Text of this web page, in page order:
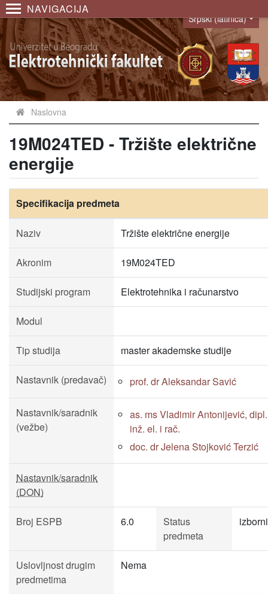
NAVIGACIJA
Language
Srpski (latinica)
Naslovna
19M024TED - Tržište električne
energije
Specifikacija predmeta
Naziv Tržište električne energije
Akronim 19M024TED
Studijski program Elektrotehnika i računarstvo
Modul
Tip studija master akademske studije
Nastavnik (predavač) prof. dr Aleksandar Savić
Nastavnik/saradnik
(vežbe)
as. ms Vladimir Antonijević, dipl.
inž. el. i rač.
doc. dr Jelena Stojković Terzić
Nastavnik/saradnik
(DON)
Broj ESPB 6.0
Status
predmeta
izborni
Uslovljnost drugim
predmetima
Nema